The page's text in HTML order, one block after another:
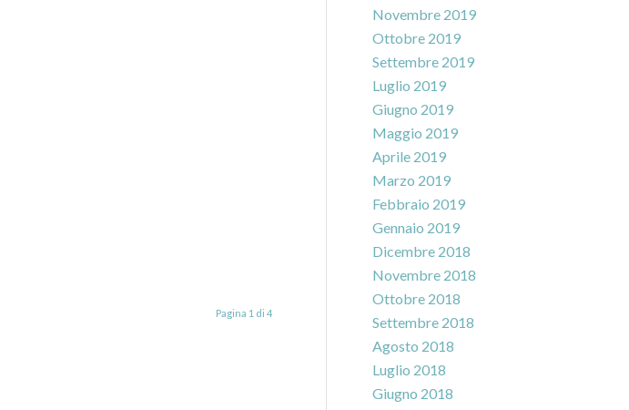
Pagina 1 di 4
Novembre 2019
Ottobre 2019
Settembre 2019
Luglio 2019
Giugno 2019
Maggio 2019
Aprile 2019
Marzo 2019
Febbraio 2019
Gennaio 2019
Dicembre 2018
Novembre 2018
Ottobre 2018
Settembre 2018
Agosto 2018
Luglio 2018
Giugno 2018